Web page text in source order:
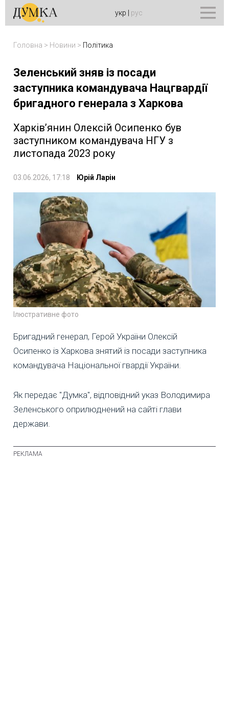
укр рус
Головна > Новини > Політика
Зеленський зняв із посади
заступника командувача Нацгвардії
бригадного генерала з Харкова
Харків’янин Олексій Осипенко був
заступником командувача НГУ з
листопада 2023 року
03.06.2026, 17:18 Юрій Ларін
Ілюстративне фото
Бригадний генерал, Герой України Олексій
Осипенко із Харкова знятий із посади заступника
командувача Національної гвардії України.
Як передає "Думка", відповідний указ Володимира
Зеленського оприлюднений на сайті глави
держави.